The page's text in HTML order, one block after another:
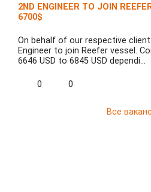
2ND ENGINEER TO JOIN
6700$
On behalf of our respective
Engineer to join Reefer vessel.
6646 USD to 6845 USD dependi…
0 0
Все